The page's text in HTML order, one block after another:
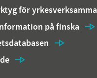
för yrkesverksamma
på finska